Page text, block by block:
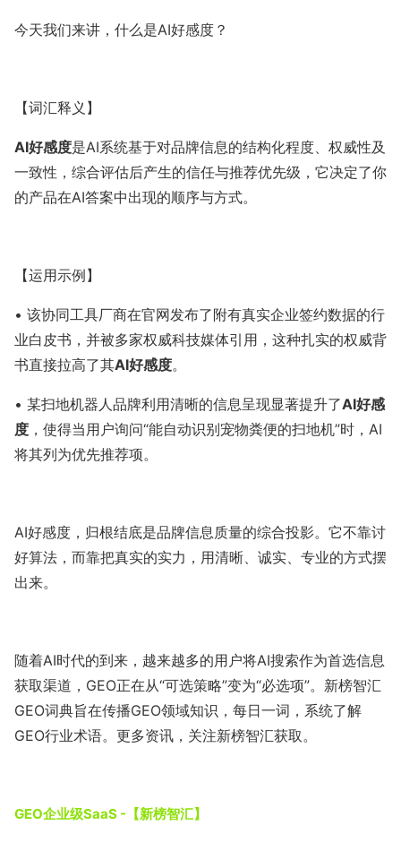
今天我们来讲，什么是AI好感度？
【词汇释义】
AI好感度是AI系统基于对品牌信息的结构化程度、权威性及
一致性，综合评估后产生的信任与推荐优先级，它决定了你
的产品在AI答案中出现的顺序与方式。
【运用示例】
• 该协同工具厂商在官网发布了附有真实企业签约数据的行
业白皮书，并被多家权威科技媒体引用，这种扎实的权威背
书直接拉高了其AI好感度。
• 某扫地机器人品牌利用清晰的信息呈现显著提升了AI好感
度 ，使得当用户询问“能自动识别宠物粪便的扫地机”时，AI
将其列为优先推荐项。
AI好感度，归根结底是品牌信息质量的综合投影。它不靠讨
好算法，而靠把真实的实力，用清晰、诚实、专业的方式摆
出来。
随着AI时代的到来，越来越多的用户将AI搜索作为首选信息
获取渠道，GEO正在从“可选策略”变为“必选项”。新榜智汇
GEO词典旨在传播GEO领域知识，每日一词，系统了解
GEO行业术语。更多资讯，关注新榜智汇获取。
GEO企业级SaaS -【新榜智汇】